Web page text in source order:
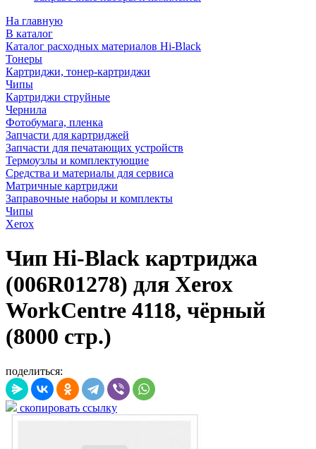
На главную
В каталог
Каталог расходных материалов Hi-Black
Тонеры
Картриджи, тонер-картриджи
Чипы
Картриджи струйные
Чернила
Фотобумага, пленка
Запчасти для картриджей
Запчасти для печатающих устройств
Термоузлы и комплектующие
Средства и материалы для сервиса
Матричные картриджи
Заправочные наборы и комплекты
Чипы
Xerox
Чип Hi-Black картриджа
(006R01278) для Xerox
WorkCentre 4118, чёрный
(8000 стр.)
поделиться:
скопировать ссылку